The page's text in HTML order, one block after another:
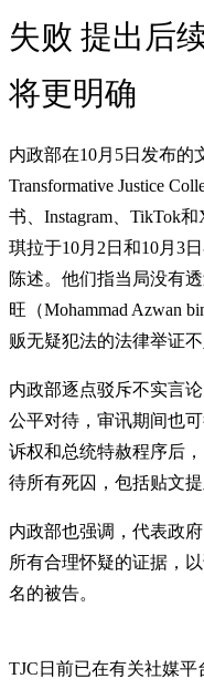
失败 提出后
将更明确
内政部在10月5日发布的
Transformative Justice
书、Instagram、TikTok
琪拉于10月2日和10月3
陈述。他们指当局没有
旺（Mohammad Azwan
贩无疑犯法的法律举证不
内政部逐点驳斥不实言
公平对待，审讯期间也
诉权和总统特赦程序后
待所有死囚，包括贴文提
内政部也强调，代表政
所有合理怀疑的证据，
名的被告。
TJC日前已在有关社媒